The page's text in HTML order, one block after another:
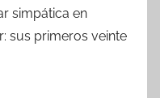
simpática en
sus primeros veinte